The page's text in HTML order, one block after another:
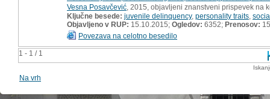
1 - 1 / 1
Vesna Posavčević , 2015, objavljeni znanstveni prispevek na
Ključne besede: juvenile delinquency, personality traits
Objavljeno v RUP: 15.10.2015; Ogledov: 6352; Prenosov:
Povezava na celotno besedilo
Na vrh